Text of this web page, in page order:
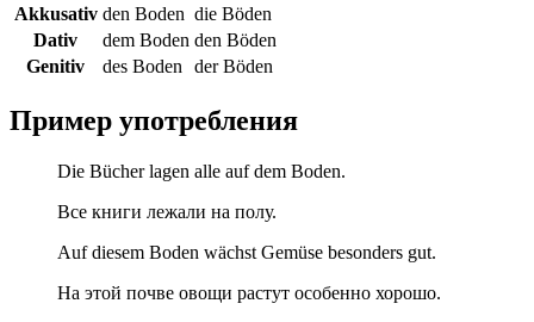
Akkusativ den Boden die Böden
Dativ
dem Boden den Böden
Genitiv
des Boden der Böden
Пример употребления
Die Bücher lagen alle auf dem Boden.
Все книги лежали на полу.
Auf diesem Boden wächst Gemüse besonders gut.
На этой почве овощи растут особенно хорошо.